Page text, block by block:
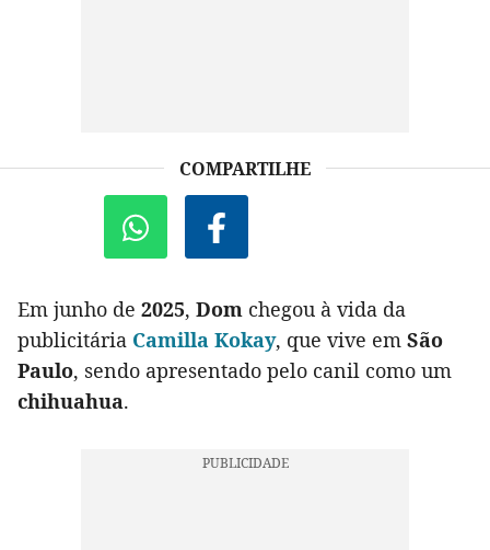
COMPARTILHE
Em junho de 2025, Dom chegou à vida da
publicitária Camilla Kokay, que vive em São
Paulo, sendo apresentado pelo canil como um
chihuahua.